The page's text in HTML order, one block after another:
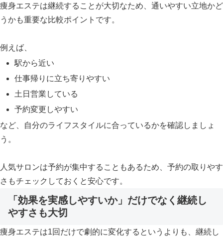
痩身エステは継続することが大切なため、通いやすい立地かど
うかも重要な比較ポイントです。
例えば、
駅から近い
仕事帰りに立ち寄りやすい
土日営業している
予約変更しやすい
など、自分のライフスタイルに合っているかを確認しましょ
う。
人気サロンは予約が集中することもあるため、予約の取りやす
さもチェックしておくと安心です。
「効果を実感しやすいか」だけでなく継続し
やすさも大切
痩身エステは1回だけで劇的に変化するというよりも、継続し